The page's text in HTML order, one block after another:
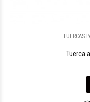
TUERCAS
Tuerca